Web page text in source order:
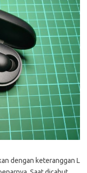
dengan keteranggan L